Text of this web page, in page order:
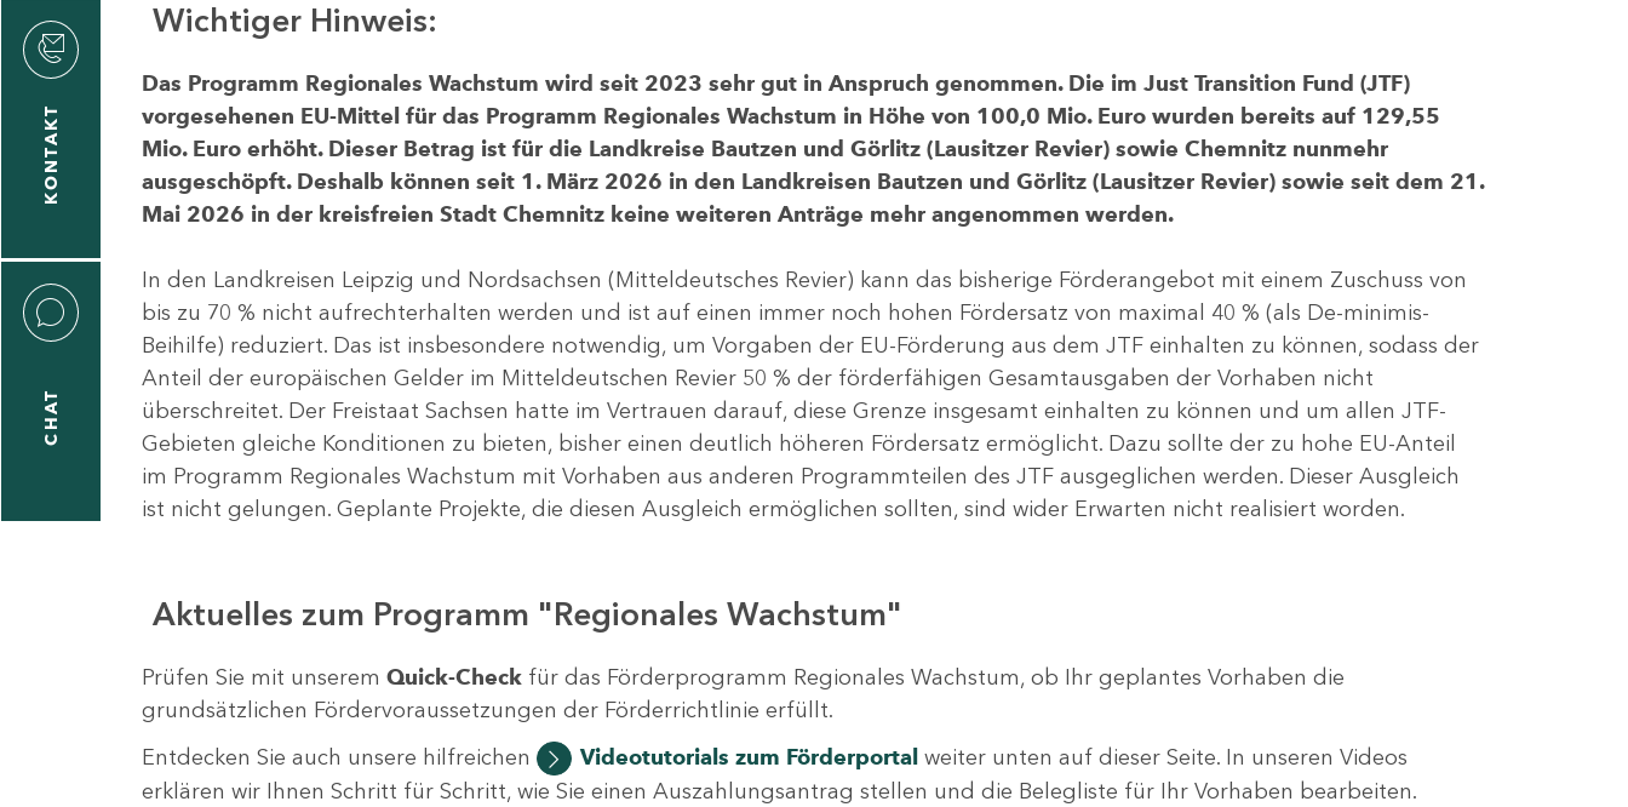
KONTAKT
CHAT
Wichtiger Hinweis:
Das Programm Regionales Wachstum wird seit 2023 sehr gut in Anspruch genommen. Die im Just Transition Fund (JTF)
vorgesehenen EU-Mittel für das Programm Regionales Wachstum in Höhe von 100,0 Mio. Euro wurden bereits auf 129,55
Mio. Euro erhöht. Dieser Betrag ist für die Landkreise Bautzen und Görlitz (Lausitzer Revier) sowie Chemnitz nunmehr
ausgeschöpft. Deshalb können seit 1. März 2026 in den Landkreisen Bautzen und Görlitz (Lausitzer Revier) sowie seit dem 21.
Mai 2026 in der kreisfreien Stadt Chemnitz keine weiteren Anträge mehr angenommen werden.
In den Landkreisen Leipzig und Nordsachsen (Mitteldeutsches Revier) kann das bisherige Förderangebot mit einem Zuschuss von
bis zu 70 % nicht aufrechterhalten werden und ist auf einen immer noch hohen Fördersatz von maximal 40 % (als De-minimis-
Beihilfe) reduziert. Das ist insbesondere notwendig, um Vorgaben der EU-Förderung aus dem JTF einhalten zu können, sodass der
Anteil der europäischen Gelder im Mitteldeutschen Revier 50 % der förderfähigen Gesamtausgaben der Vorhaben nicht
überschreitet. Der Freistaat Sachsen hatte im Vertrauen darauf, diese Grenze insgesamt einhalten zu können und um allen JTF-
Gebieten gleiche Konditionen zu bieten, bisher einen deutlich höheren Fördersatz ermöglicht. Dazu sollte der zu hohe EU-Anteil
im Programm Regionales Wachstum mit Vorhaben aus anderen Programmteilen des JTF ausgeglichen werden. Dieser Ausgleich
ist nicht gelungen. Geplante Projekte, die diesen Ausgleich ermöglichen sollten, sind wider Erwarten nicht realisiert worden.
Aktuelles zum Programm "Regionales Wachstum"
Prüfen Sie mit unserem Quick-Check für das Förderprogramm Regionales Wachstum, ob Ihr geplantes Vorhaben die
grundsätzlichen Fördervoraussetzungen der Förderrichtlinie erfüllt.
Entdecken Sie auch unsere hilfreichen
Videotutorials zum Förderportalweiter unten auf dieser Seite. In unseren Videos
erklären wir Ihnen Schritt für Schritt, wie Sie einen Auszahlungsantrag stellen und die Belegliste für Ihr Vorhaben bearbeiten.